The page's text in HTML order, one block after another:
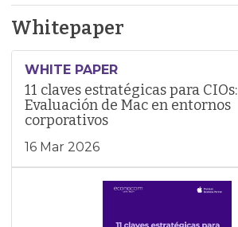
Whitepaper
WHITE PAPER
11 claves estratégicas para CIOs:
Evaluación de Mac en entornos
corporativos
16 Mar 2026